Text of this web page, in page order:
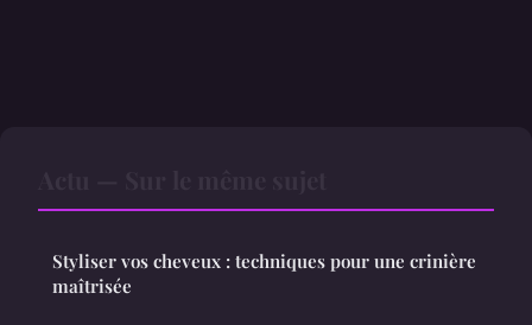
Styliser vos cheveux : techniques pour une crinière
maîtrisée